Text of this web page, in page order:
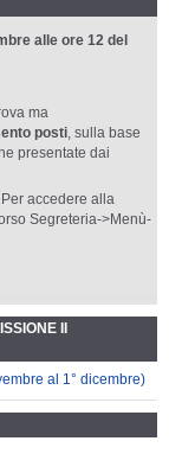
alle ore 12 del
ma
posti , sulla base
presentate dai
accedere alla
Segreteria->Menù-
II
al 1° dicembre)